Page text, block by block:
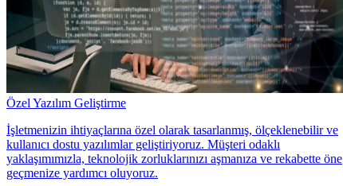
Özel Yazılım Geliştirme
İşletmenizin ihtiyaçlarına özel olarak tasarlanmış, ölçeklenebilir ve
kullanıcı dostu yazılımlar geliştiriyoruz. Müşteri odaklı
yaklaşımımızla, teknolojik zorluklarınızı aşmanıza ve rekabette öne
geçmenize yardımcı oluyoruz.